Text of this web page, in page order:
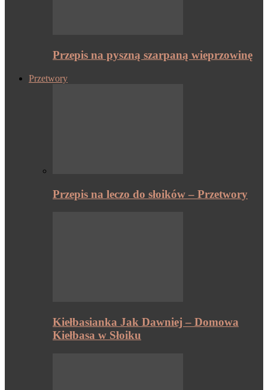
Przepis na pyszną szarpaną wieprzowinę
Przetwory
Przepis na leczo do słoików – Przetwory
Kiełbasianka Jak Dawniej – Domowa
Kiełbasa w Słoiku